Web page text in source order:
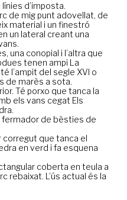
d’imposta.
de mig punt adovellat, de
material i un finestró
un lateral creant una
una conopial i l’altra que
tenen ampi La
l’ampit del segle XVI o
de marès a sota.
Té porxo que tanca la
els vans cegat Els
fermador de bèsties de
corregut que tanca el
en verd i fa esquena
coberta en teula a
rebaixat. L’ús actual és la